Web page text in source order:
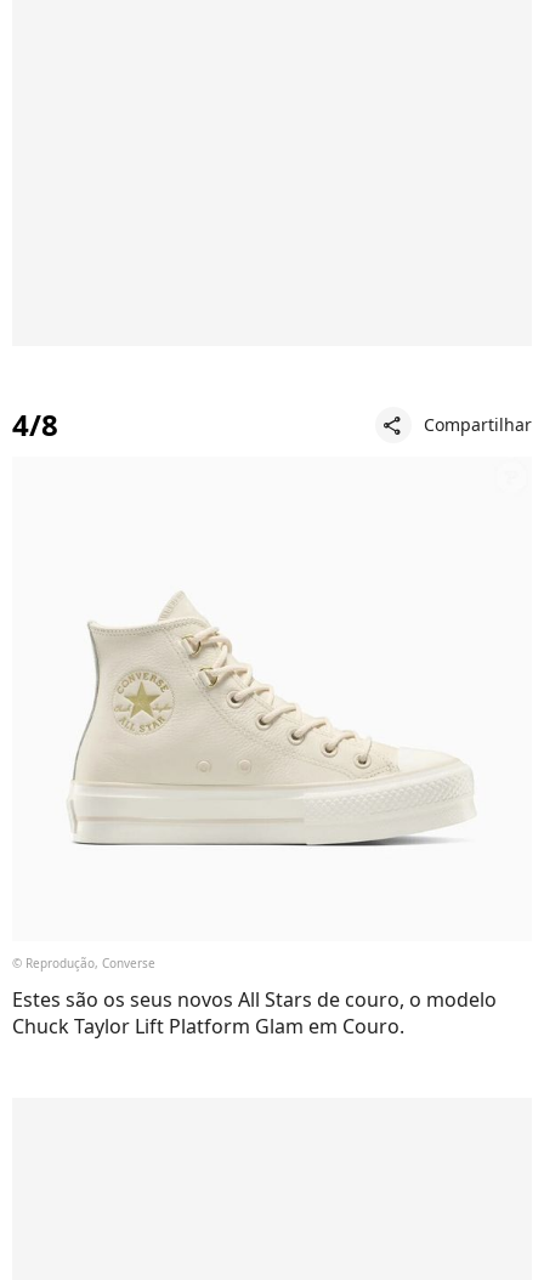
4/8 share Compartilhar
© Reprodução, Converse
Estes são os seus novos All Stars de couro, o modelo
Chuck Taylor Lift Platform Glam em Couro.